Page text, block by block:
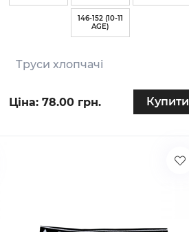
146-152 (10-11
AGE)
Труси хлопчачі
Ціна:78.00 грн. Купити